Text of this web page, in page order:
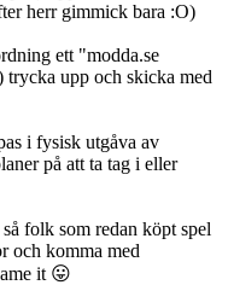
herr gimmick bara :O)
ett "modda.se
upp och skicka med
i fysisk utgåva av
på att ta tag i eller
folk som redan köpt spel
och komma med
it 😛